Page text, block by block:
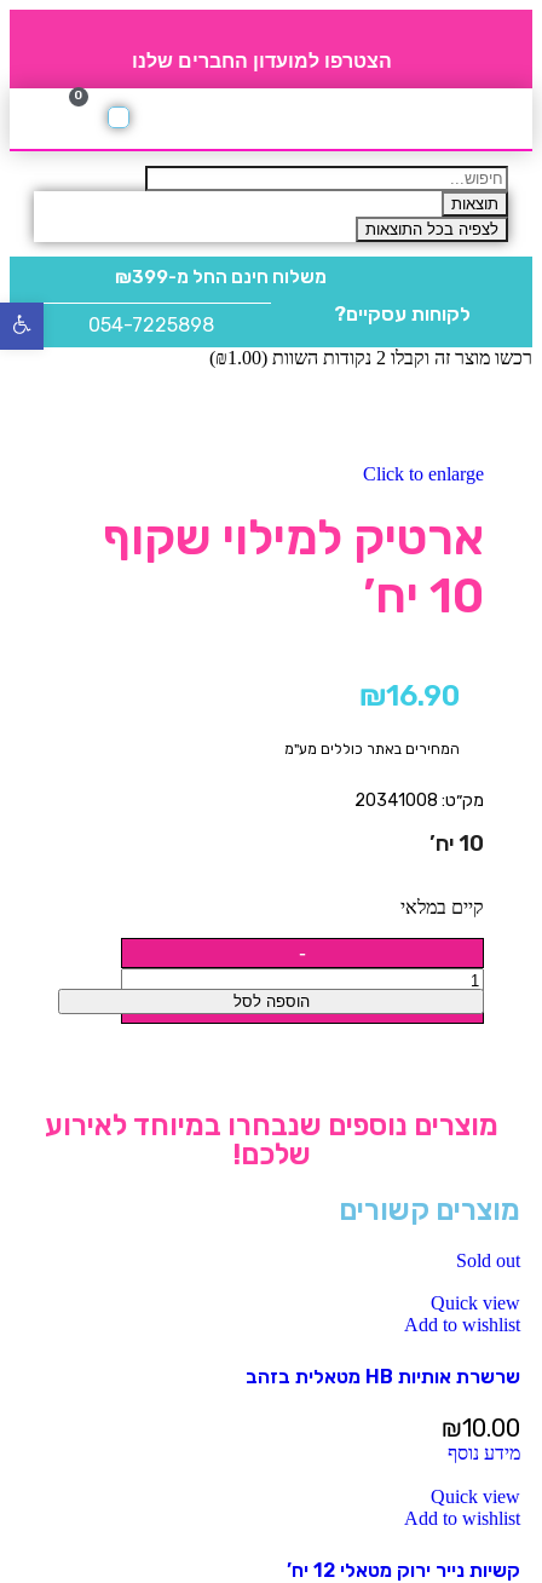
הצטרפו למועדון החברים שלנו
0
תוצאות
לצפיה בכל התוצאות
משלוח חינם החל מ-₪399
לקוחות עסקיים? 054-7225898
רכשו מוצר זה וקבלו 2 נקודות השוות ( ₪1.00
)
Click to enlarge
ארטיק למילוי שקוף
10 יח’
₪16.90
המחירים באתר כוללים מע"מ
מק״ט: 20341008
10 יח’
קיים במלאי
הוספה לסל
מוצרים נוספים שנבחרו במיוחד לאירוע
שלכם!
מוצרים קשורים
Sold out
Quick view
Add to wishlist
שרשרת אותיות HB מטאלית בזהב
₪10.00
מידע נוסף
Quick view
Add to wishlist
קשיות נייר ירוק מטאלי 12 יח’
פתח